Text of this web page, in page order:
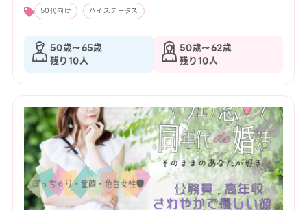
50代向け ハイステータス
50歳〜65歳
残り10人
50歳〜62歳
残り10人